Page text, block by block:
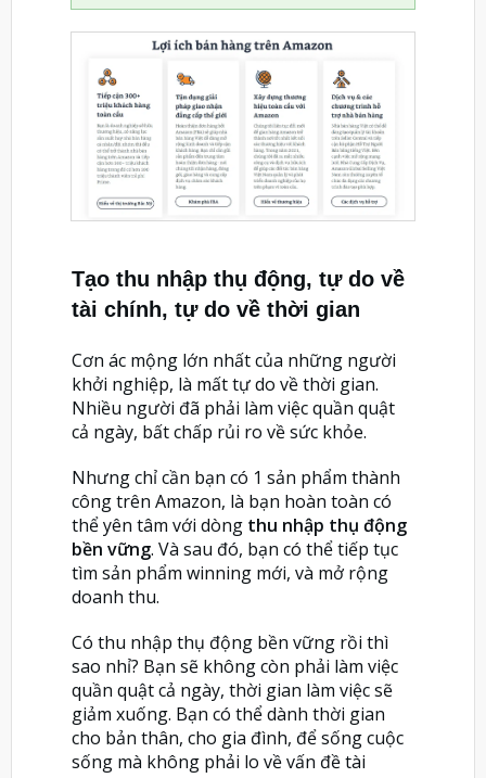
Tạo thu nhập thụ động, tự do về
tài chính, tự do về thời gian
Cơn ác mộng lớn nhất của những người
khởi nghiệp, là mất tự do về thời gian.
Nhiều người đã phải làm việc quần quật
cả ngày, bất chấp rủi ro về sức khỏe.
Nhưng chỉ cần bạn có 1 sản phẩm thành
công trên Amazon, là bạn hoàn toàn có
thể yên tâm với dòng thu nhập thụ động
bền vững. Và sau đó, bạn có thể tiếp tục
tìm sản phẩm winning mới, và mở rộng
doanh thu.
Có thu nhập thụ động bền vững rồi thì
sao nhỉ? Bạn sẽ không còn phải làm việc
quần quật cả ngày, thời gian làm việc sẽ
giảm xuống. Bạn có thể dành thời gian
cho bản thân, cho gia đình, để sống cuộc
sống mà không phải lo về vấn đề tài